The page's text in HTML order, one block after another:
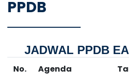
PPDB
JADWAL PPDB
No. Agenda